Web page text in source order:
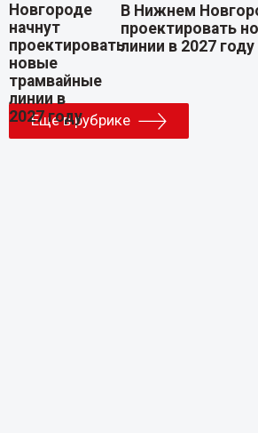
В Нижнем
проектировать
линии в 2027 году
Еще в рубрике